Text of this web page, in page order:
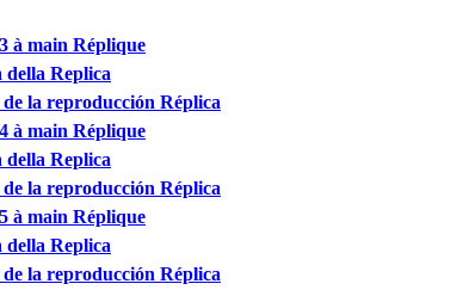
à main Réplique
Replica
la reproducción Réplica
à main Réplique
Replica
la reproducción Réplica
à main Réplique
Replica
la reproducción Réplica